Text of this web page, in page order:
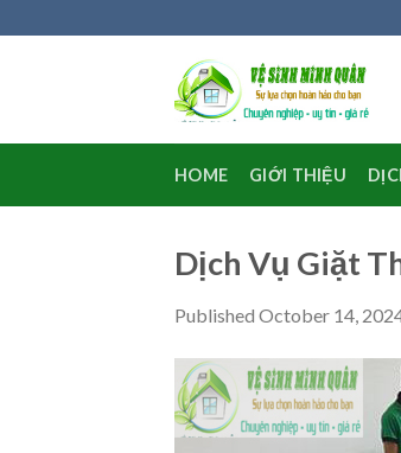
to
HOME GIỚI THIỆU
Dịch Vụ Giặt
Published October 14,